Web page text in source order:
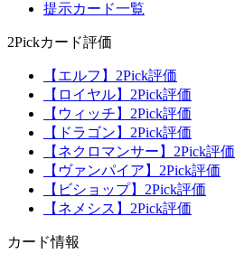
提示カード一覧
2Pickカード評価
【エルフ】2Pick評価
【ロイヤル】2Pick評価
【ウィッチ】2Pick評価
【ドラゴン】2Pick評価
【ネクロマンサー】2Pick評価
【ヴァンパイア】2Pick評価
【ビショップ】2Pick評価
【ネメシス】2Pick評価
カード情報